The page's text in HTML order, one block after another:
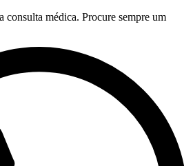
consulta médica. Procure sempre um